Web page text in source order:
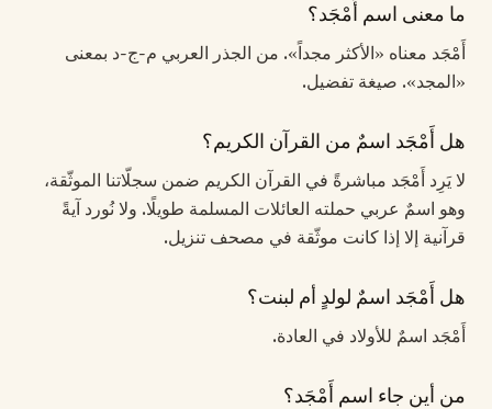
ما معنى اسم أَمْجَد؟
أَمْجَد معناه «الأكثر مجداً». من الجذر العربي م-ج-د بمعنى
«المجد». صيغة تفضيل.
هل أَمْجَد اسمٌ من القرآن الكريم؟
لا يَرِد أَمْجَد مباشرةً في القرآن الكريم ضمن سجلّاتنا الموثّقة،
وهو اسمٌ عربي حملته العائلات المسلمة طويلًا. ولا نُورد آيةً
قرآنية إلا إذا كانت موثّقة في مصحف تنزيل.
هل أَمْجَد اسمٌ لولدٍ أم لبنت؟
أَمْجَد اسمٌ للأولاد في العادة.
من أين جاء اسم أَمْجَد؟